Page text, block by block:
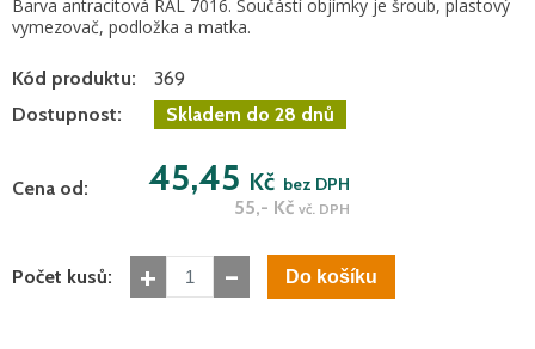
Barva antracitová RAL 7016. Součástí objímky je šroub, plastový
vymezovač, podložka a matka.
Kód produktu:
369
Dostupnost:
Skladem do 28 dnů
Cena od: 45,45 Kč bez DPH
55,- Kč vč. DPH
Počet kusů: + -